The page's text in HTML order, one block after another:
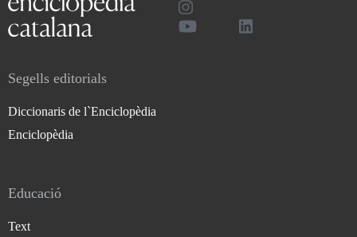
Segells editorials
Diccionaris de l`Enciclopèdia
Enciclopèdia
Educació
Text